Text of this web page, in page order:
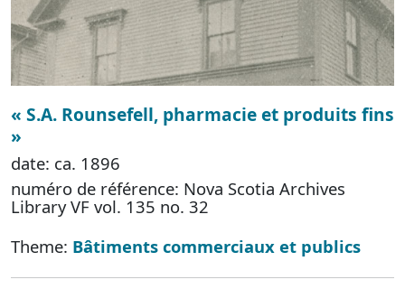
« S.A. Rounsefell, pharmacie et produits fins
»
date: ca. 1896
numéro de référence: Nova Scotia Archives
Library VF vol. 135 no. 32
Theme: Bâtiments commerciaux et publics